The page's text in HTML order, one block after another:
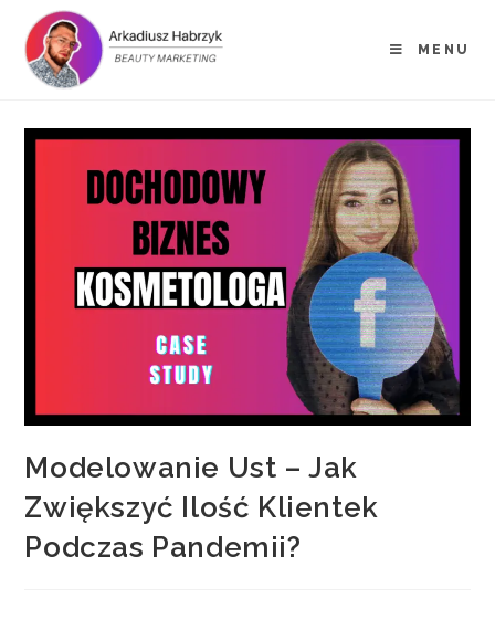
MENU
Modelowanie Ust – Jak
Zwiększyć Ilość Klientek
Podczas Pandemii?